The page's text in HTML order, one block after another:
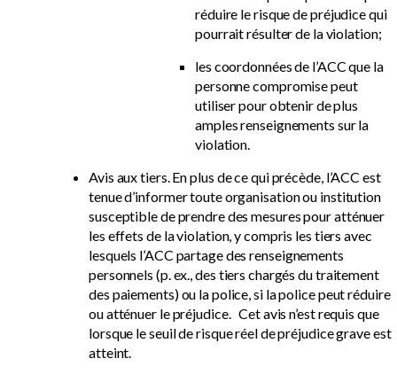
réduire le risque de préjudice qui
pourrait résulter de la violation;
les coordonnées de l’ACC que la
personne compromise peut
utiliser pour obtenir de plus
amples renseignements sur la
violation.
Avis aux tiers. En plus de ce qui précède, l’ACC est
tenue d’informer toute organisation ou institution
susceptible de prendre des mesures pour atténuer
les effets de la violation, y compris les tiers avec
lesquels l’ACC partage des renseignements
personnels (p. ex., des tiers chargés du traitement
des paiements) ou la police, si la police peut réduire
ou atténuer le préjudice. Cet avis n’est requis que
lorsque le seuil de risque réel de préjudice grave est
atteint.